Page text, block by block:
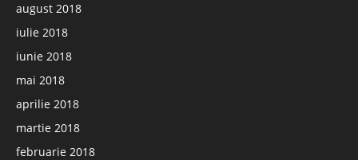
august 2018
iulie 2018
iunie 2018
mai 2018
aprilie 2018
martie 2018
februarie 2018